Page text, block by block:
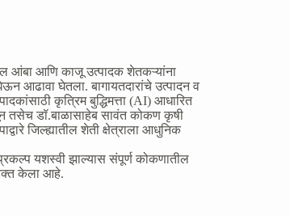
आंबा आणि काजू उत्पादक शेतकऱ्यांना
आढावा घेतला. बागायतदारांचे उत्पादन व
कृत्रिम बुद्धिमत्ता (AI) आधारित
तसेच डॉ.बाळासाहेब सावंत कोकण कृषी
जिल्ह्यातील शेती क्षेत्राला आधुनिक
प्रकल्प यशस्वी झाल्यास संपूर्ण कोकणातील
केला आहे.